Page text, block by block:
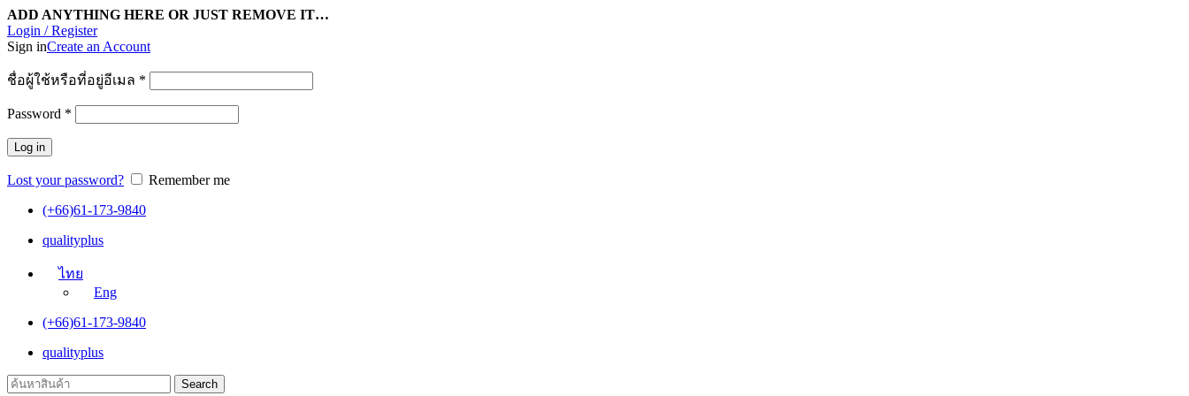
ADD ANYTHING HERE OR JUST REMOVE IT…
Login / Register
Sign inCreate an Account
ชื่อผู้ใช้หรือที่อยู่อีเมล *
Password *
Log in
Lost your password?
Remember me
(+66)61-173-9840
qualityplus
ไทย
Eng
(+66)61-173-9840
qualityplus
Search